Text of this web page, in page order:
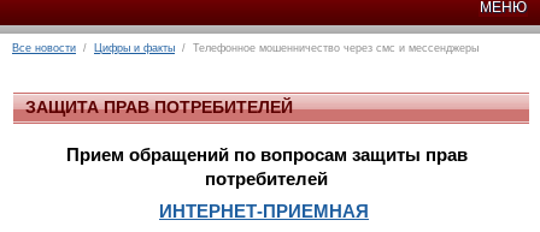
МЕНЮ
Все новости / Цифры и факты / Телефонное мошенничество через смс и мессенджеры
ЗАЩИТА ПРАВ ПОТРЕБИТЕЛЕЙ
Прием обращений по вопросам защиты прав
потребителей
ИНТЕРНЕТ-ПРИЕМНАЯ